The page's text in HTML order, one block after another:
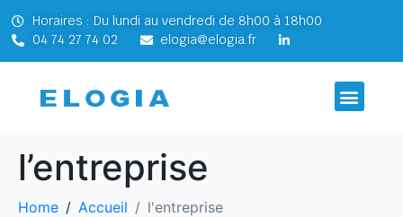
Horaires : Du lundi au vendredi de 8h00 à 18h00
04 74 27 74 02
elogia@elogia.fr
l’entreprise
Home Accueil l'entreprise